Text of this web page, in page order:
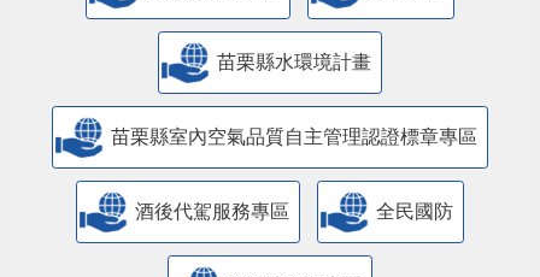
苗栗縣水環境計畫
苗栗縣室內空氣品質自主管理認證標章專區
酒後代駕服務專區 全民國防